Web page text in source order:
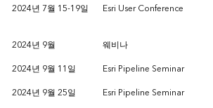
2024년 7월 15-19일 Esri User Conference
2024년 9월
웨비나
2024년 9월 11일
Esri Pipeline Seminar
2024년 9월 25일
Esri Pipeline Seminar